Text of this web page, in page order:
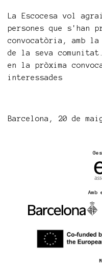
La Escocesa vol
persones que s'han
convocatòria, amb
de la seva
en la pròxima
interessades
Barcelona, 20 de